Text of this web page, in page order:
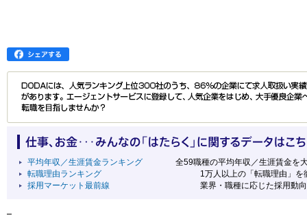
平均年収／生涯賃金ランキング 全59職種の平均年収／生涯賃金を大
転職理由ランキング 1万人以上の「転職理由」を徹
採用マーケット最前線 業界・職種に応じた採用動向や選考